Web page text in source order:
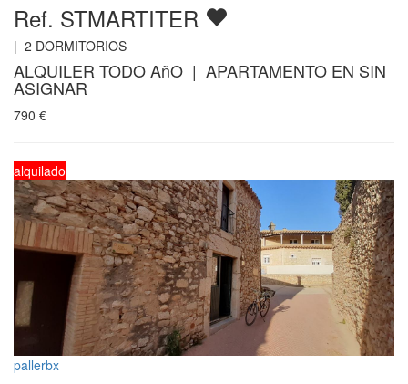
Ref. STMARTITER
| 2 DORMITORIOS
ALQUILER TODO AñO | APARTAMENTO EN SIN
ASIGNAR
790 €
alquilado
pallerbx